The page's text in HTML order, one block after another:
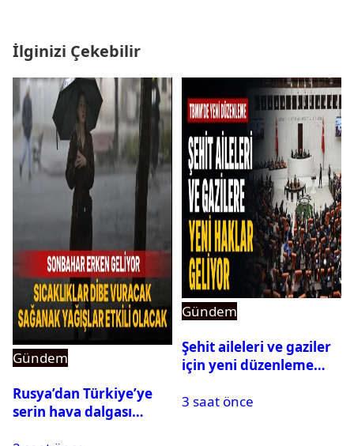
İlginizi Çekebilir
Gündem
Rusya’dan Türkiye’ye
serin hava dalgası
Gündem
Şehit aileleri ve gaziler
için yeni düzenleme
3 saat önce